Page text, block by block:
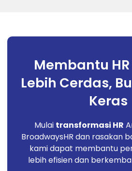
Membantu
Lebih Cerdas,
Keras
Mulai transformasi HR
BroadwaysHR dan rasakan
kami dapat membantu
lebih efisien dan